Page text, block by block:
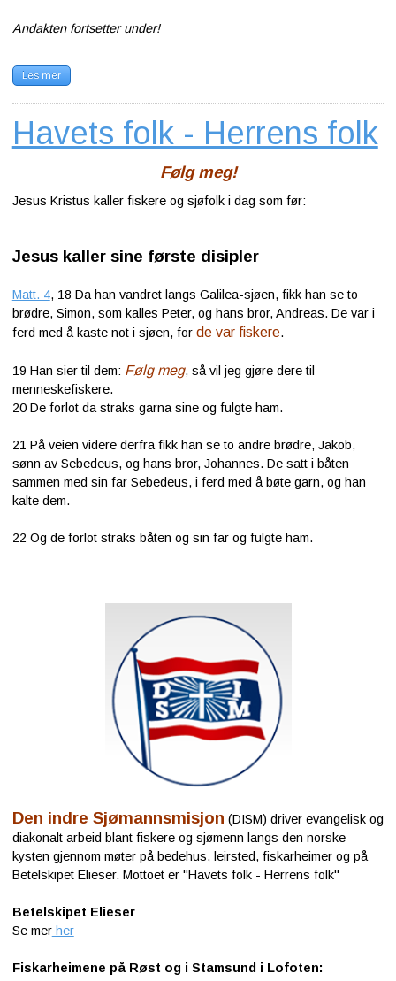
Andakten fortsetter under!
Les mer
Havets folk - Herrens folk
Følg meg!
Jesus Kristus kaller fiskere og sjøfolk i dag som før:
Jesus kaller sine første disipler
Matt. 4, 18 Da han vandret langs Galilea-sjøen, fikk han se to
brødre, Simon, som kalles Peter, og hans bror, Andreas. De var i
ferd med å kaste not i sjøen, for de var fiskere.
19 Han sier til dem: Følg meg, så vil jeg gjøre dere til
menneskefiskere.
20 De forlot da straks garna sine og fulgte ham.
21 På veien videre derfra fikk han se to andre brødre, Jakob,
sønn av Sebedeus, og hans bror, Johannes. De satt i båten
sammen med sin far Sebedeus, i ferd med å bøte garn, og han
kalte dem.
22 Og de forlot straks båten og sin far og fulgte ham.
Den indre Sjømannsmisjon (DISM) driver evangelisk og
diakonalt arbeid blant fiskere og sjømenn langs den norske
kysten gjennom møter på bedehus, leirsted, fiskarheimer og på
Betelskipet Elieser. Mottoet er "Havets folk - Herrens folk"
Betelskipet Elieser
Se merher
Fiskarheimene på Røst og i Stamsund i Lofoten: